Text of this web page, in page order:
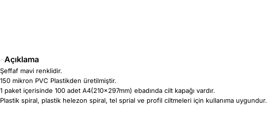
Açıklama
Şeffaf mavi renklidir.
150 mikron PVC Plastikden üretilmiştir.
1 paket içerisinde 100 adet A4(210x297mm) ebadında cilt kapağı vardır.
Plastik spiral, plastik helezon spiral, tel sprial ve profil ciltmeleri için kullanıma uygundur.